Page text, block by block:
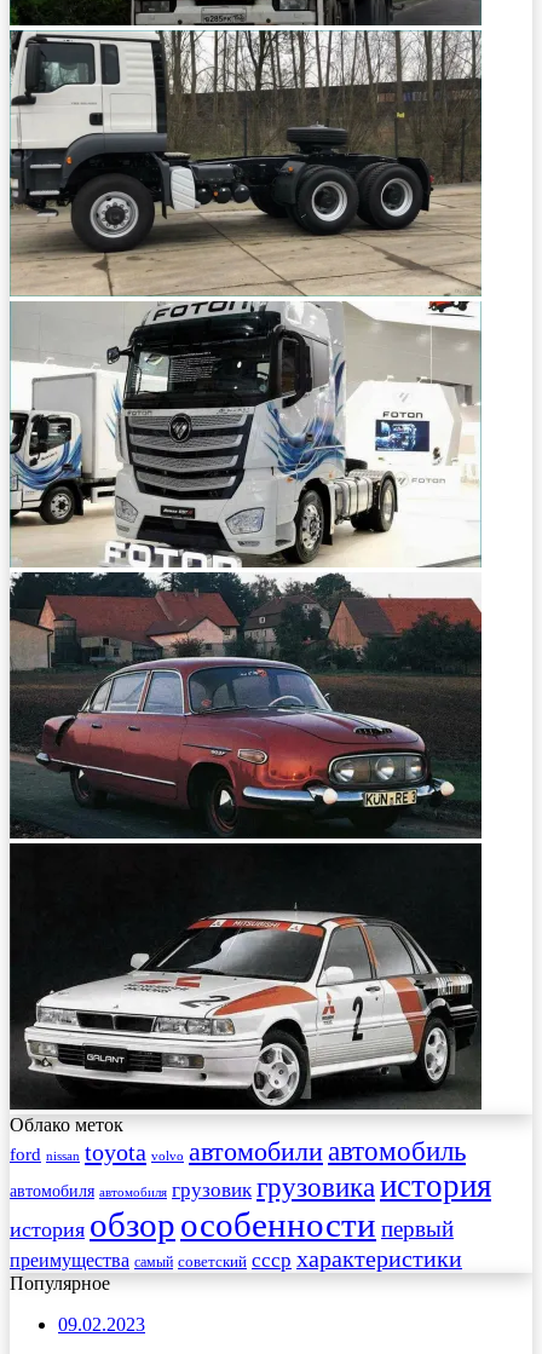
Облако меток
ford nissan toyota volvo автомобилиавтомобиль
автомобиля автомобиля грузовик грузовикаистория
история обзорособенности первый
преимущества самый советский ссср характеристики
Популярное
09.02.2023